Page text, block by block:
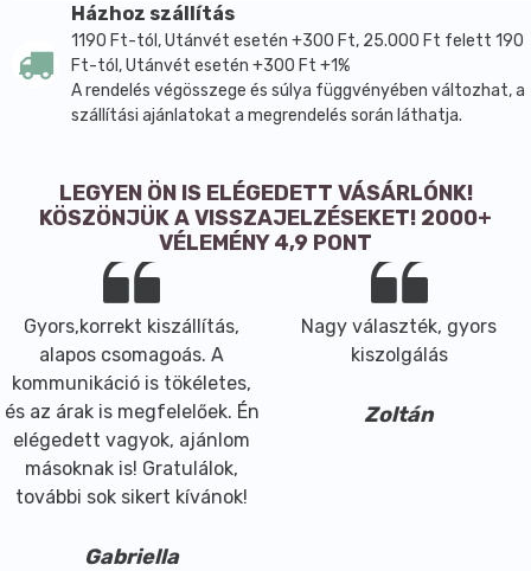
Házhoz szállítás
1190 Ft-tól, Utánvét esetén +300 Ft, 25.000 Ft felett 190
Ft-tól, Utánvét esetén +300 Ft +1%
A rendelés végösszege és súlya függvényében változhat, a
szállítási ajánlatokat a megrendelés során láthatja.
LEGYEN ÖN IS ELÉGEDETT VÁSÁRLÓNK!
KÖSZÖNJÜK A VISSZAJELZÉSEKET! 2000+
VÉLEMÉNY 4,9 PONT
Gyors,korrekt kiszállítás,
alapos csomagoás. A
kommunikáció is tökéletes,
és az árak is megfelelőek. Én
elégedett vagyok, ajánlom
másoknak is! Gratulálok,
további sok sikert kívánok!
Gabriella
Nagy választék, gyors
kiszolgálás
Zoltán